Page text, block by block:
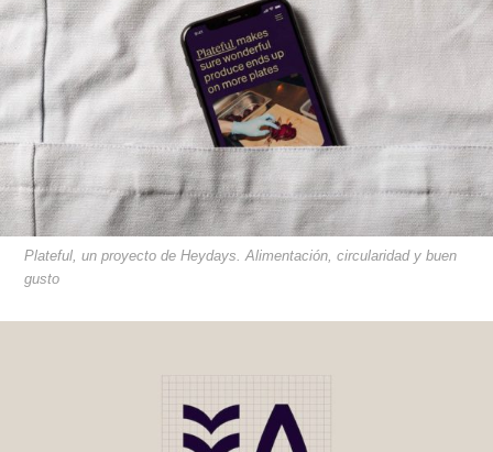
Plateful, un proyecto de Heydays. Alimentación, circularidad y buen
gusto